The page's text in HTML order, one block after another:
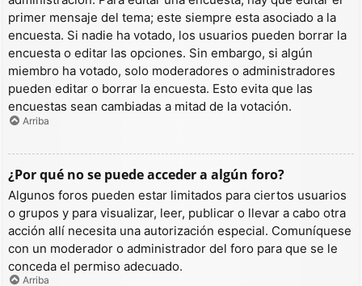
primer mensaje del tema; este siempre esta asociado a la
encuesta. Si nadie ha votado, los usuarios pueden borrar la
encuesta o editar las opciones. Sin embargo, si algún
miembro ha votado, solo moderadores o administradores
pueden editar o borrar la encuesta. Esto evita que las
encuestas sean cambiadas a mitad de la votación.
Arriba
¿Por qué no se puede acceder a algún foro?
Algunos foros pueden estar limitados para ciertos usuarios
o grupos y para visualizar, leer, publicar o llevar a cabo otra
acción allí necesita una autorización especial. Comuníquese
con un moderador o administrador del foro para que se le
conceda el permiso adecuado.
Arriba